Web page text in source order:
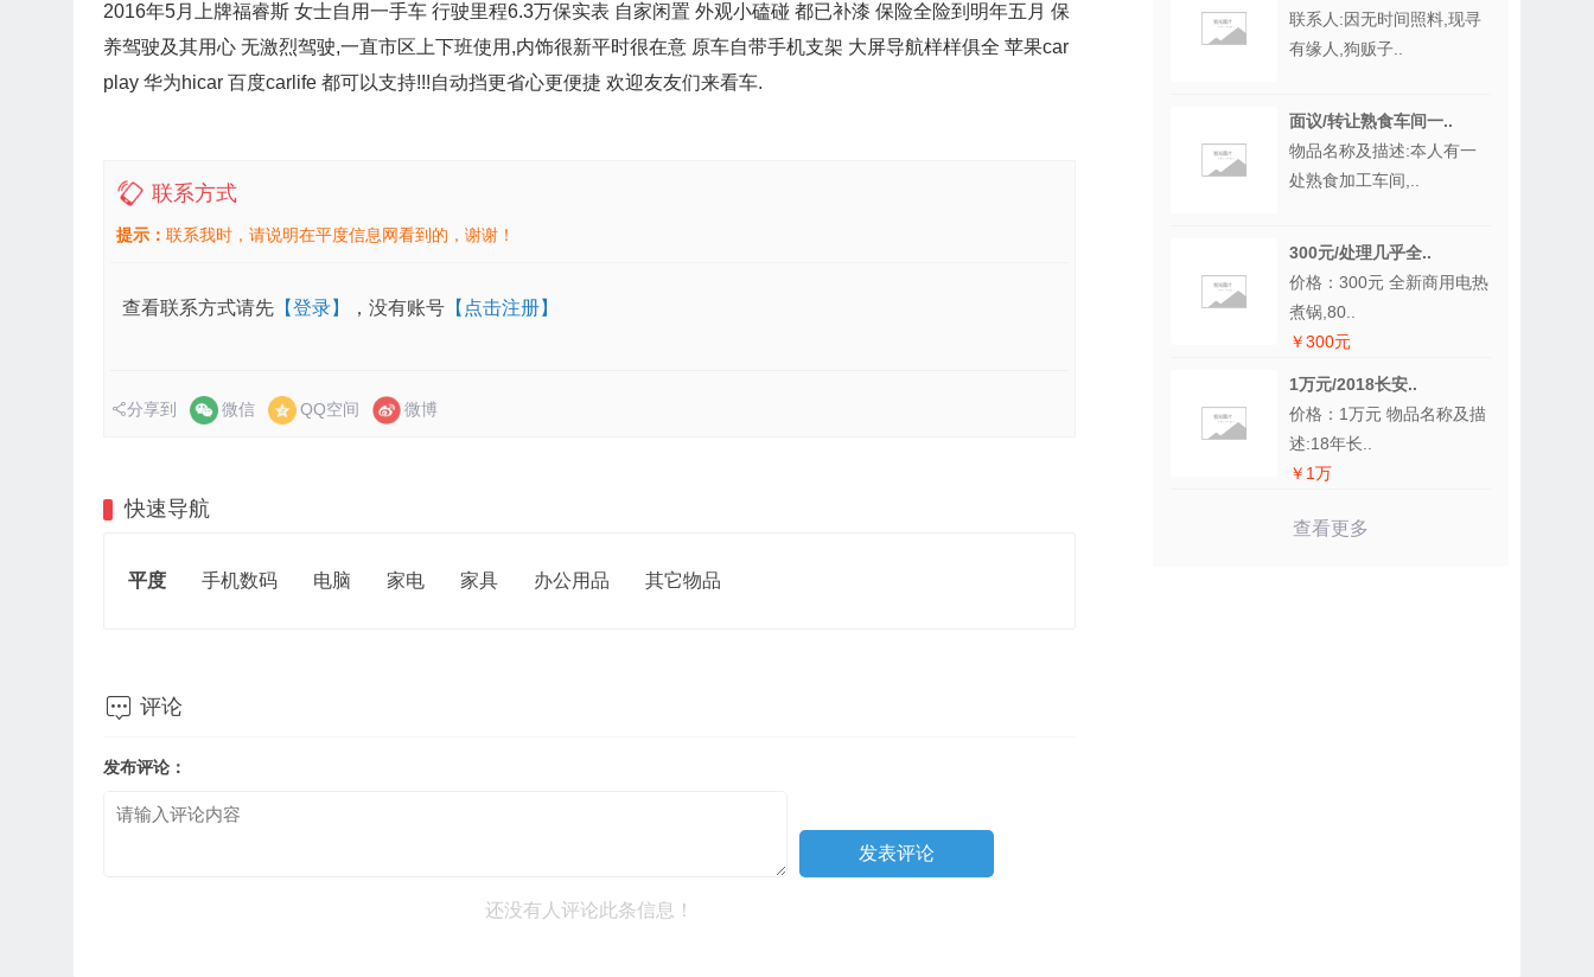
2016年5月上牌福睿斯 女士自用一手车 行驶里程6.3万保实表 自家闲置 外观小磕碰 都已补漆 保险全险到明年五月 保
养驾驶及其用心 无激烈驾驶,一直市区上下班使用,内饰很新平时很在意 原车自带手机支架 大屏导航样样俱全 苹果car
play 华为hicar 百度carlife 都可以支持!!!自动挡更省心更便捷 欢迎友友们来看车.
联系方式
提示： 联系我时，请说明在平度信息网看到的，谢谢！
查看联系方式请先 【登录】 ，没有账号 【点击注册】
分享到 微信 QQ空间 微博
快速导航
平度 手机数码 电脑 家电 家具 办公用品 其它物品
 评论
发布评论：
还没有人评论此条信息！
联系人:因无时间照料,现寻
有缘人,狗贩子..
面议/转让熟食车间一..
物品名称及描述:夲人有一
处熟食加工车间,..
300元/处理几乎全..
价格：300元 全新商用电热
煮锅,80..
￥300元
1万元/2018长安..
价格：1万元 物品名称及描
述:18年长..
￥1万
查看更多